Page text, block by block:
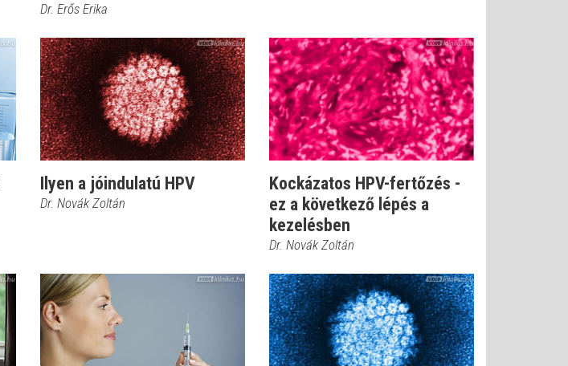
Dr. Erős Erika
Ilyen a jóindulatú HPV
Dr. Novák Zoltán
Kockázatos HPV-fertőzés -
ez a következő lépés a
kezelésben
Dr. Novák Zoltán